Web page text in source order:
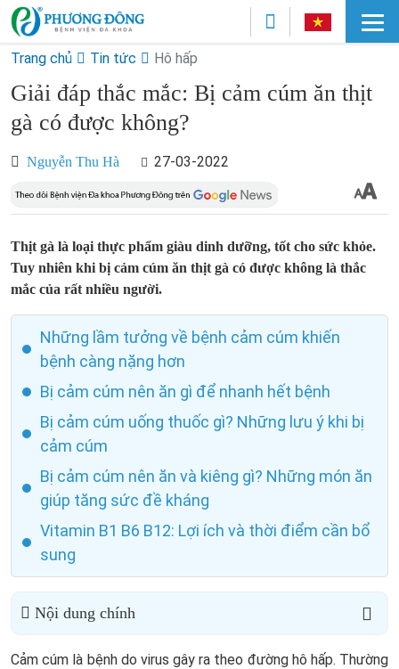
Trang chủ Tin tức Hô hấp
Giải đáp thắc mắc: Bị cảm cúm ăn thịt
gà có được không?
Nguyễn Thu Hà 27-03-2022
Thịt gà là loại thực phẩm giàu dinh dưỡng, tốt cho sức khỏe.
Tuy nhiên khi bị cảm cúm ăn thịt gà có được không là thắc
mắc của rất nhiều người.
Những lầm tưởng về bệnh cảm cúm khiến
bệnh càng nặng hơn
Bị cảm cúm nên ăn gì để nhanh hết bệnh
Bị cảm cúm uống thuốc gì? Những lưu ý khi bị
cảm cúm
Bị cảm cúm nên ăn và kiêng gì? Những món ăn
giúp tăng sức đề kháng
Vitamin B1 B6 B12: Lợi ích và thời điểm cần bổ
sung
Nội dung chính
Cảm cúm là bệnh do virus gây ra theo đường hô hấp. Thường